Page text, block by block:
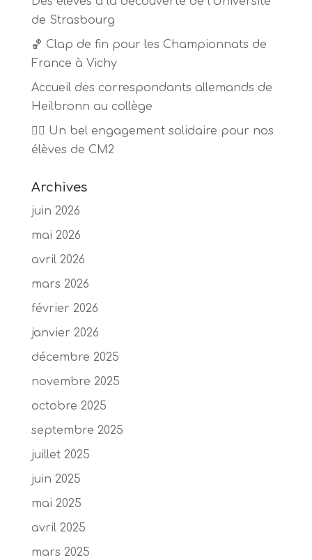
de Strasbourg
🏀 Clap de fin pour les Championnats de
France à Vichy
Accueil des correspondants allemands de
Heilbronn au collège
🏃‍♂️ Un bel engagement solidaire pour nos
élèves de CM2
Archives
juin 2026
mai 2026
avril 2026
mars 2026
février 2026
janvier 2026
décembre 2025
novembre 2025
octobre 2025
septembre 2025
juillet 2025
juin 2025
mai 2025
avril 2025
mars 2025